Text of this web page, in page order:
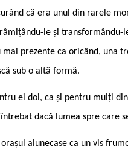
că era unul din rarele
le și transformându-
prezente ca oricând, una
sub o altă formă.
ei doi, ca și pentru mulți
dacă lumea spre care
alunecase ca un vis